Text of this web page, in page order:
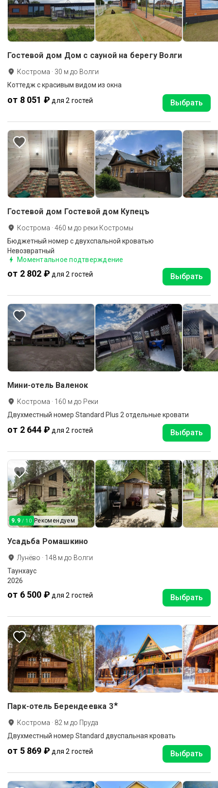
Гостевой дом Дом c сауной на берегу Волги
Кострома · 30 м до Волги
Коттедж с красивым видом из окна
от 8 051 ₽ для 2 гостей Выбрать
Гостевой дом Гостевой дом Купецъ
Кострома ·460 м до реки Костромы
Бюджетный номер с двухспальной кроватью
Невозвратный
Моментальное подтверждение
от 2 802 ₽ для 2 гостей Выбрать
Мини-отель Валенок
Кострома · 160 м до Реки
Двухместный номер Standard Plus 2 отдельные кровати
от 2 644 ₽ для 2 гостей Выбрать
9.9 / 10 Рекомендуем
Усадьба Ромашкино
Лунёво · 148 м до Волги
Таунхаус
2026
от 6 500 ₽ для 2 гостей Выбрать
Парк-отель Берендеевка 3★
Кострома · 82 м до Пруда
Двухместный номер Standard двуспальная кровать
от 5 869 ₽ для 2 гостей Выбрать